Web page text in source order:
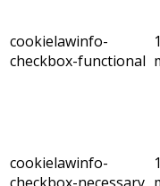
cookielawinfo-
checkbox-functional
cookielawinfo-